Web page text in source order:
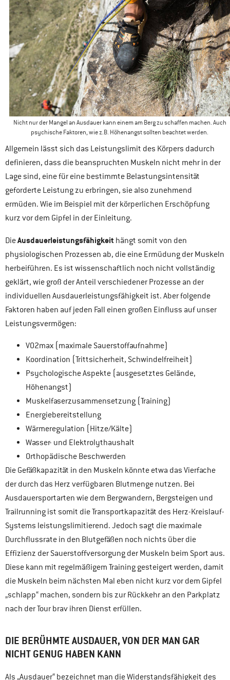
Nicht nur der Mangel an Ausdauer kann einem am Berg zu schaffen machen. Auch
psychische Faktoren, wie z.B. Höhenangst sollten beachtet werden.
Allgemein lässt sich das Leistungslimit des Körpers dadurch
definieren, dass die beanspruchten Muskeln nicht mehr in der
Lage sind, eine für eine bestimmte Belastungsintensität
geforderte Leistung zu erbringen, sie also zunehmend
ermüden. Wie im Beispiel mit der körperlichen Erschöpfung
kurz vor dem Gipfel in der Einleitung.
DieAusdauerleistungsfähigkeit hängt somit von den
physiologischen Prozessen ab, die eine Ermüdung der Muskeln
herbeiführen. Es ist wissenschaftlich noch nicht vollständig
geklärt, wie groß der Anteil verschiedener Prozesse an der
individuellen Ausdauerleistungsfähigkeit ist. Aber folgende
Faktoren haben auf jeden Fall einen großen Einfluss auf unser
Leistungsvermögen:
VO2max (maximale Sauerstoffaufnahme)
Koordination (Trittsicherheit, Schwindelfreiheit)
Psychologische Aspekte (ausgesetztes Gelände,
Höhenangst)
Muskelfaserzusammensetzung (Training)
Energiebereitstellung
Wärmeregulation (Hitze/Kälte)
Wasser- und Elektrolythaushalt
Orthopädische Beschwerden
Die Gefäßkapazität in den Muskeln könnte etwa das Vierfache
der durch das Herz verfügbaren Blutmenge nutzen. Bei
Ausdauersportarten wie dem Bergwandern, Bergsteigen und
Trailrunning ist somit die Transportkapazität des Herz-Kreislauf-
Systems leistungslimitierend. Jedoch sagt die maximale
Durchflussrate in den Blutgefäßen noch nichts über die
Effizienz der Sauerstoffversorgung der Muskeln beim Sport aus.
Diese kann mit regelmäßigem Training gesteigert werden, damit
die Muskeln beim nächsten Mal eben nicht kurz vor dem Gipfel
„schlapp“ machen, sondern bis zur Rückkehr an den Parkplatz
nach der Tour brav ihren Dienst erfüllen.
DIE BERÜHMTE AUSDAUER, VON DER MAN GAR
NICHT GENUG HABEN KANN
Als „Ausdauer“ bezeichnet man die Widerstandsfähigkeit des